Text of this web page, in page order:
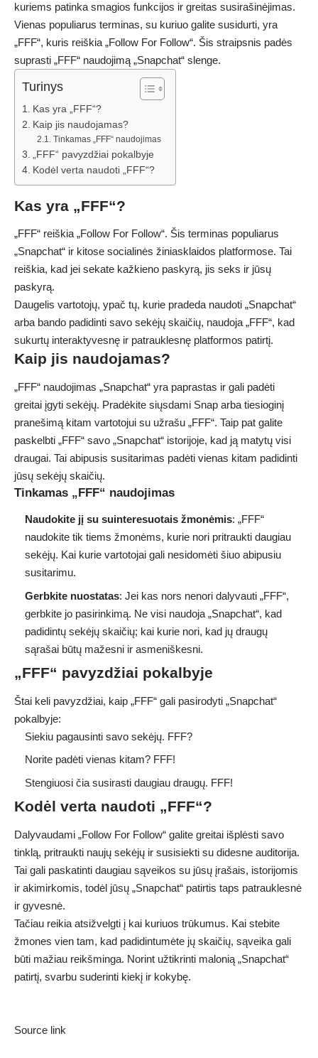
kuriems patinka smagios funkcijos ir greitas susirašinėjimas.
Vienas populiarus terminas, su kuriuo galite susidurti, yra
„FFF“, kuris reiškia „Follow For Follow“. Šis straipsnis padės
suprasti „FFF“ naudojimą „Snapchat“ slenge.
Turinys
Kas yra „FFF“?
Kaip jis naudojamas?
Tinkamas „FFF“ naudojimas
„FFF“ pavyzdžiai pokalbyje
Kodėl verta naudoti „FFF“?
Kas yra „FFF“?
„FFF“ reiškia „Follow For Follow“. Šis terminas populiarus
„Snapchat“ ir kitose socialinės žiniasklaidos platformose. Tai
reiškia, kad jei sekate kažkieno paskyrą, jis seks ir jūsų
paskyrą.
Daugelis vartotojų, ypač tų, kurie pradeda naudoti „Snapchat“
arba bando padidinti savo sekėjų skaičių, naudoja „FFF“, kad
sukurtų interaktyvesnę ir patrauklesnę platformos patirtį.
Kaip jis naudojamas?
„FFF“ naudojimas „Snapchat“ yra paprastas ir gali padėti
greitai įgyti sekėjų. Pradėkite siųsdami Snap arba tiesioginį
pranešimą kitam vartotojui su užrašu „FFF“. Taip pat galite
paskelbti „FFF“ savo „Snapchat“ istorijoje, kad ją matytų visi
draugai. Tai abipusis susitarimas padėti vienas kitam padidinti
jūsų sekėjų skaičių.
Tinkamas „FFF“ naudojimas
Naudokite jį su suinteresuotais žmonėmis: „FFF“
naudokite tik tiems žmonėms, kurie nori pritraukti daugiau
sekėjų. Kai kurie vartotojai gali nesidomėti šiuo abipusiu
susitarimu.
Gerbkite nuostatas: Jei kas nors nenori dalyvauti „FFF“,
gerbkite jo pasirinkimą. Ne visi naudoja „Snapchat“, kad
padidintų sekėjų skaičių; kai kurie nori, kad jų draugų
sąrašai būtų mažesni ir asmeniškesni.
„FFF“ pavyzdžiai pokalbyje
Štai keli pavyzdžiai, kaip „FFF“ gali pasirodyti „Snapchat“
pokalbyje:
Siekiu pagausinti savo sekėjų. FFF?
Norite padėti vienas kitam? FFF!
Stengiuosi čia susirasti daugiau draugų. FFF!
Kodėl verta naudoti „FFF“?
Dalyvaudami „Follow For Follow“ galite greitai išplėsti savo
tinklą, pritraukti naujų sekėjų ir susisiekti su didesne auditorija.
Tai gali paskatinti daugiau sąveikos su jūsų įrašais, istorijomis
ir akimirkomis, todėl jūsų „Snapchat“ patirtis taps patrauklesnė
ir gyvesnė.
Tačiau reikia atsižvelgti į kai kuriuos trūkumus. Kai stebite
žmones vien tam, kad padidintumėte jų skaičių, sąveika gali
būti mažiau reikšminga. Norint užtikrinti malonią „Snapchat“
patirtį, svarbu suderinti kiekį ir kokybę.
Source link